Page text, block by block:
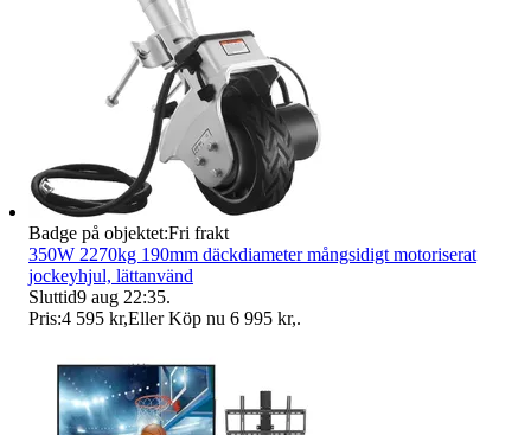
Badge på objektet:Fri frakt
350W 2270kg 190mm däckdiameter mångsidigt motoriserat
jockeyhjul, lättanvänd
Sluttid9 aug 22:35.
Pris:4 595 kr,Eller Köp nu 6 995 kr,.